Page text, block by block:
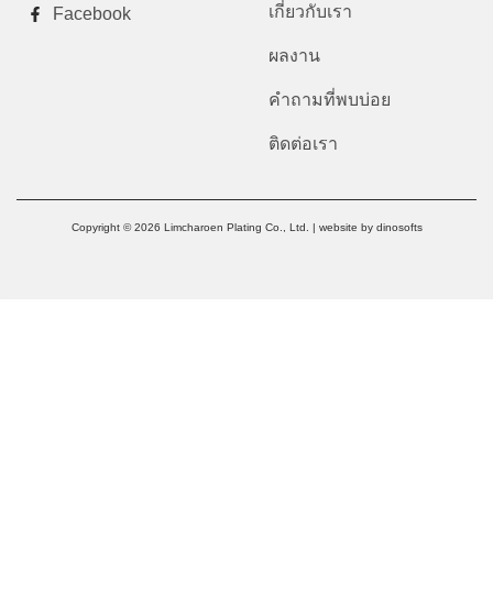
Facebook
เกี่ยวกับเรา
ผลงาน
คำถามที่พบบ่อย
ติดต่อเรา
Copyright © 2026 Limcharoen Plating Co., Ltd. | website by dinosofts